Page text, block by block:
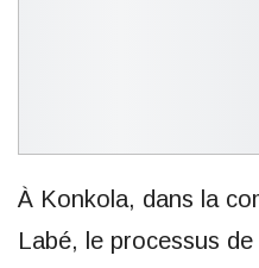
À Konkola, dans la
Labé, le processus